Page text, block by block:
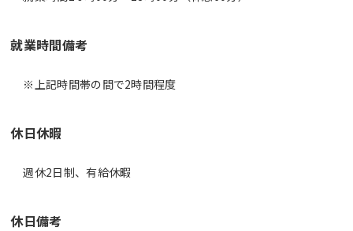
就業時間備考
休日休暇
週休2日制、有給休暇
休日備考